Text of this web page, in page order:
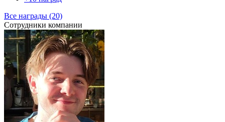
Все награды (20)
Сотрудники компании